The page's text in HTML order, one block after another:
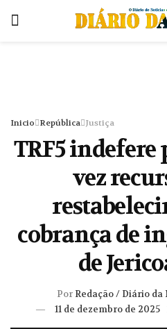
Inicio República Justiça
TRF5 indefere
vez
cobrança de
de
Por Redação / Diário da
11 de dezembro de 2025